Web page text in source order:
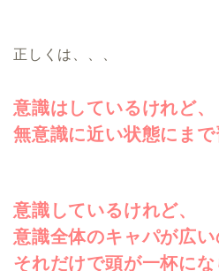
正しくは、、、
意識はしているけれど、
無意識に近い状態にま
意識しているけれど、
意識全体のキャパが広
それだけで頭が一杯に